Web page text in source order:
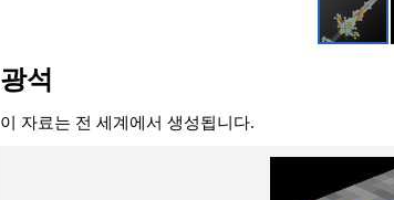
광석
이 자료는 전 세계에서 생성됩니다.